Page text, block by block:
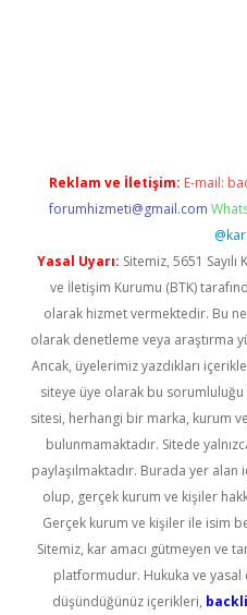
Reklam ve İletişim: E-mail:
forumhizmeti@gmail.com
Yasal Uyarı: Sitemiz, 5651
ve İletişim Kurumu (BTK)
olarak hizmet vermektedir. Bu
olarak denetleme veya araştırma
Ancak, üyelerimiz yazdıkları
siteye üye olarak bu sorumluluğu
sitesi, herhangi bir marka, kurum
bulunmamaktadır. Sitede
paylaşılmaktadır. Burada yer
olup, gerçek kurum ve kişiler
Gerçek kurum ve kişiler ile isim
Sitemiz, kar amacı gütmeyen ve
platformudur. Hukuka ve yasal
düşündüğünüz içerikleri,